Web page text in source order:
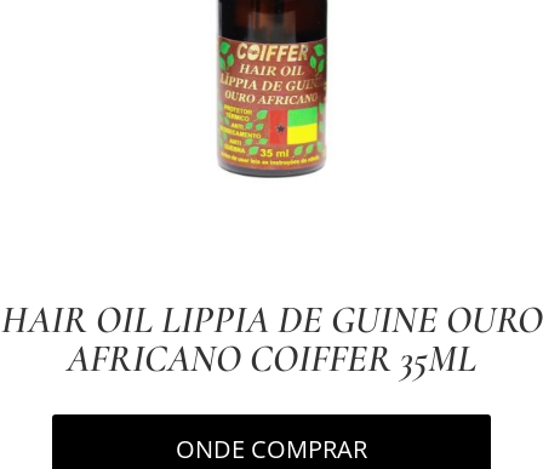
HAIR OIL LIPPIA DE GUINE OURO
AFRICANO COIFFER 35ML
ONDE COMPRAR